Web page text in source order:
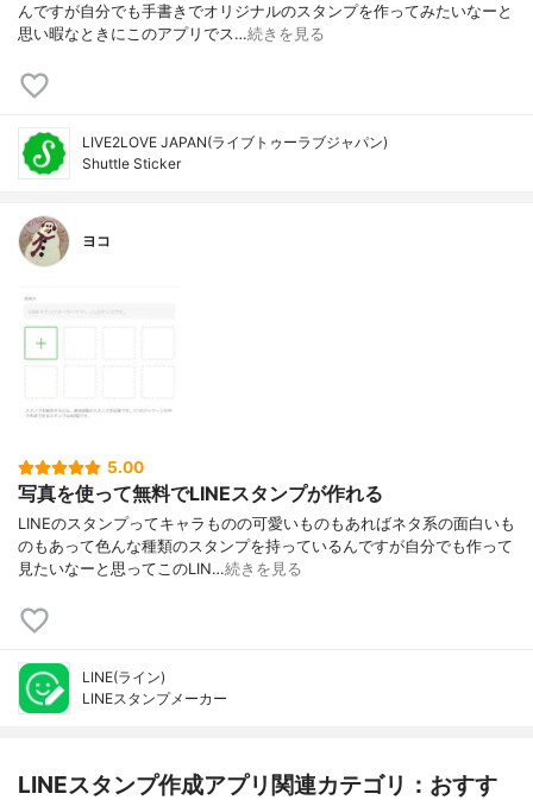
んですが自分でも手書きでオリジナルのスタンプを作ってみたいなーと
思い暇なときにこのアプリでス…続きを見る
LIVE2LOVE JAPAN(ライブトゥーラブジャパン)
Shuttle Sticker
ヨコ
5.00
写真を使って無料でLINEスタンプが作れる
LINEのスタンプってキャラものの可愛いものもあればネタ系の面白いも
のもあって色んな種類のスタンプを持っているんですが自分でも作って
見たいなーと思ってこのLIN…続きを見る
LINE(ライン)
LINEスタンプメーカー
LINEスタンプ作成アプリ関連カテゴリ：おすす